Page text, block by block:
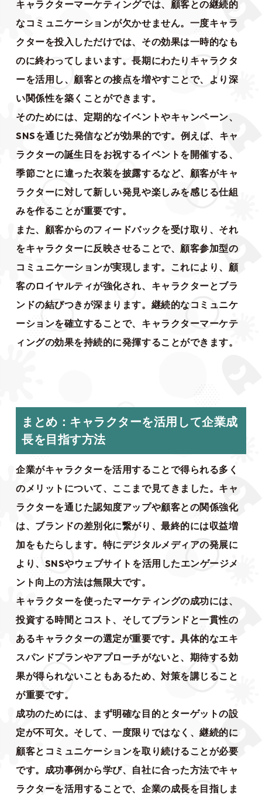
キャラクターマーケティングでは、顧客との継続的
なコミュニケーションが欠かせません。一度キャラ
クターを投入しただけでは、その効果は一時的なも
のに終わってしまいます。長期にわたりキャラクタ
ーを活用し、顧客との接点を増やすことで、より深
い関係性を築くことができます。
そのためには、定期的なイベントやキャンペーン、
SNSを通じた発信などが効果的です。例えば、キャ
ラクターの誕生日をお祝するイベントを開催する、
季節ごとに違った衣装を披露するなど、顧客がキャ
ラクターに対して新しい発見や楽しみを感じる仕組
みを作ることが重要です。
また、顧客からのフィードバックを受け取り、それ
をキャラクターに反映させることで、顧客参加型の
コミュニケーションが実現します。これにより、顧
客のロイヤルティが強化され、キャラクターとブラ
ンドの結びつきが深まります。継続的なコミュニケ
ーションを確立することで、キャラクターマーケテ
ィングの効果を持続的に発揮することができます。
まとめ：キャラクターを活用して企業成
長を目指す方法
企業がキャラクターを活用することで得られる多く
のメリットについて、ここまで見てきました。キャ
ラクターを通じた認知度アップや顧客との関係強化
は、ブランドの差別化に繋がり、最終的には収益増
加をもたらします。特にデジタルメディアの発展に
より、SNSやウェブサイトを活用したエンゲージメ
ント向上の方法は無限大です。
キャラクターを使ったマーケティングの成功には、
投資する時間とコスト、そしてブランドと一貫性の
あるキャラクターの選定が重要です。具体的なエキ
スパンドプランやアプローチがないと、期待する効
果が得られないこともあるため、対策を講じること
が重要です。
成功のためには、まず明確な目的とターゲットの設
定が不可欠。そして、一度限りではなく、継続的に
顧客とコミュニケーションを取り続けることが必要
です。成功事例から学び、自社に合った方法でキャ
ラクターを活用することで、企業の成長を目指しま